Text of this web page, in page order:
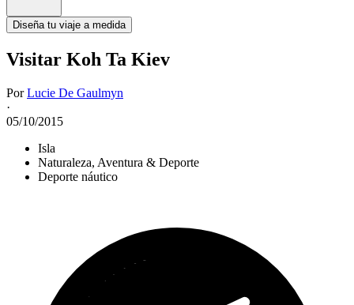
Diseña tu viaje a medida
Visitar Koh Ta Kiev
PorLucie De Gaulmyn
·
05/10/2015
Isla
Naturaleza, Aventura & Deporte
Deporte náutico